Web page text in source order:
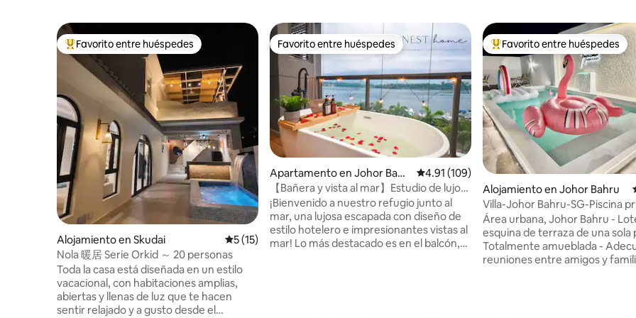
Favorito entre huéspedes preferido
Favorito entre huéspedes
Alojamiento en Skudai Calificación promedio: 5 de 5, 15 reseñas
5 (15)
Nola 暖居 Serie Orkid ～ 20 personas
Toda la casa está diseñada en un estilo
vacacional, con habitaciones amplias,
abiertas y llenas de luz que te hacen
sentir relajado y a gusto desde el
Favorito entre huéspedes
Favorito entre huéspedes
Apartamento en Johor Bahr
Calificación promedio: 4.91 de 5, 109 reseñas
4.91 (109)
【Bañera y vista al mar】Estudio de lujo
R&F 【Proyector】09
¡Bienvenido a nuestro refugio junto al
mar, una lujosa escapada con diseño de
estilo hotelero e impresionantes vistas al
mar! Lo más destacado es en el balcón,
Favorito entre huéspedes
Favorito entre huéspedes
Alojamiento en Johor Bahru
Villa-Johor Bahru-SG-Piscina
Aparcamiento-Sentosa
Área urbana, Johor Bahru -
esquina de terraza de una sola
Totalmente amueblada -
reuniones entre amigos y